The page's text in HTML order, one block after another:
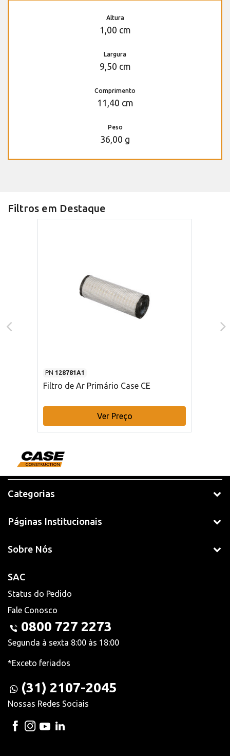
Altura
1,00 cm
Largura
9,50 cm
Comprimento
11,40 cm
Peso
36,00 g
Filtros em Destaque
PN 128781A1
Filtro de Ar Primário Case CE
Ver Preço
Categorias
Páginas Institucionais
Sobre Nós
SAC
Status do Pedido
Fale Conosco
0800 727 2273
Segunda à sexta 8:00 às 18:00
*Exceto feriados
(31) 2107-2045
Nossas Redes Sociais